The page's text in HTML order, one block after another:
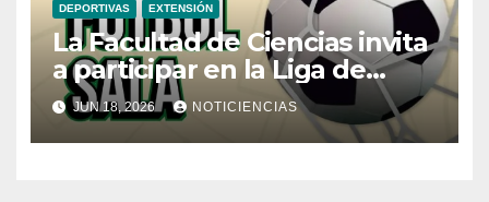
DEPORTIVAS EXTENSIÓN
La Facultad de Ciencias invita
a participar en la Liga de
Fútbol Sala
JUN 18, 2026 NOTICIENCIAS